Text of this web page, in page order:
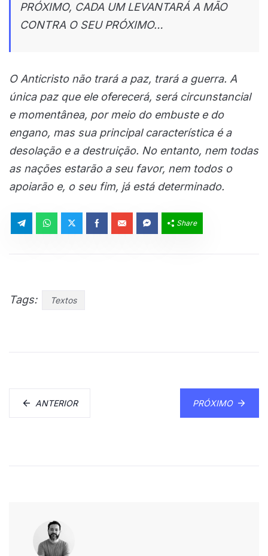
PRÓXIMO, CADA UM LEVANTARÁ A MÃO
CONTRA O SEU PRÓXIMO…
O Anticristo não trará a paz, trará a guerra. A
única paz que ele oferecerá, será circunstancial
e momentânea, por meio do embuste e do
engano, mas sua principal característica é a
desolação e a destruição. No entanto, nem todas
as nações estarão a seu favor, nem todos o
apoiarão e, o seu fim, já está determinado.
Share
Tags: Textos
ANTERIOR PRÓXIMO